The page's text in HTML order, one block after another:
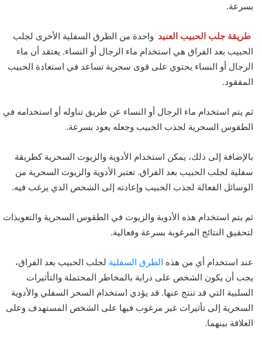
بسرعة.
طريقة جلب الحبيب العنيد واحدة من الطرق السفلية الأخرى لجلب
الحبيب بعد الفراق هي استخدام ماء الرجال أو النساء. يعتقد أن ماء
الرجال أو النساء يحتوي على قوى سحرية تساعد في استعادة الحبيب
المفقود.
ثم يتم استخدام ماء الرجال أو النساء عن طريق تناوله أو استخدامه في
الطقوس السحرية لجذب الحبيب وجعله يعود بسرعة.
بالإضافة إلى ذلك، يمكن استخدام الأدوية والزيوت السحرية كطريقة
سفلية لجلب الحبيب بعد الفراق. تعتبر الأدوية والزيوت السحرية من
الوسائل الفعالة لجذب الحبيب وإعادته إلى الشخص الذي يرغب فيه.
ثم يتم استخدام هذه الأدوية والزيوت في الطقوس السحرية والتعويذات
لتحقيق النتائج المرغوبة بسرعة وفعالية.
عند استخدام أي من هذه الطرق السفلية لجلب الحبيب بعد الفراق،
يجب أن يكون الشخص على دراية بالمخاطر المحتملة والتأثيرات
السلبية التي قد تنتج عنها. قد يؤدي استخدام السحر السفلي والأدوية
السحرية إلى تأثيرات غير مرغوب فيها على الشخص المستهدف وعلى
العلاقة بينهما.